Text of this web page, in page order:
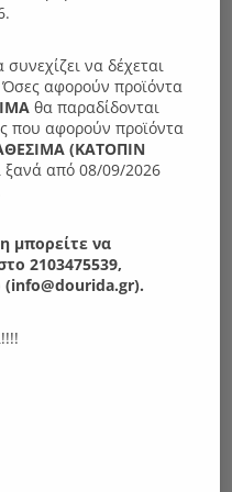
να δέχεται
Όσες αφορούν προϊόντα
θα παραδίδονται
που αφορούν προϊόντα
(ΚΑΤΟΠΙΝ
ξανά από 08/09/2026
μπορείτε να
2103475539,
(info@dourida.gr).